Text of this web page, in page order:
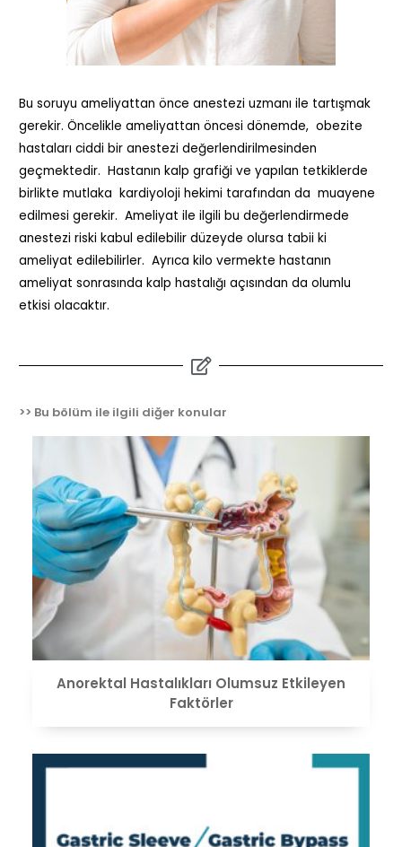
Bu soruyu ameliyattan önce anestezi uzmanı ile tartışmak
gerekir. Öncelikle ameliyattan öncesi dönemde, obezite
hastaları ciddi bir anestezi değerlendirilmesinden
geçmektedir. Hastanın kalp grafiği ve yapılan tetkiklerde
birlikte mutlaka kardiyoloji hekimi tarafından da muayene
edilmesi gerekir. Ameliyat ile ilgili bu değerlendirmede
anestezi riski kabul edilebilir düzeyde olursa tabii ki
ameliyat edilebilirler. Ayrıca kilo vermekte hastanın
ameliyat sonrasında kalp hastalığı açısından da olumlu
etkisi olacaktır.
>> Bu bölüm ile ilgili diğer konular
VIEW
Anorektal Hastalıkları Olumsuz Etkileyen
Faktörler